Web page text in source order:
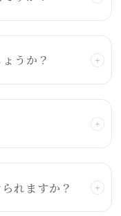
うか？
れますか？